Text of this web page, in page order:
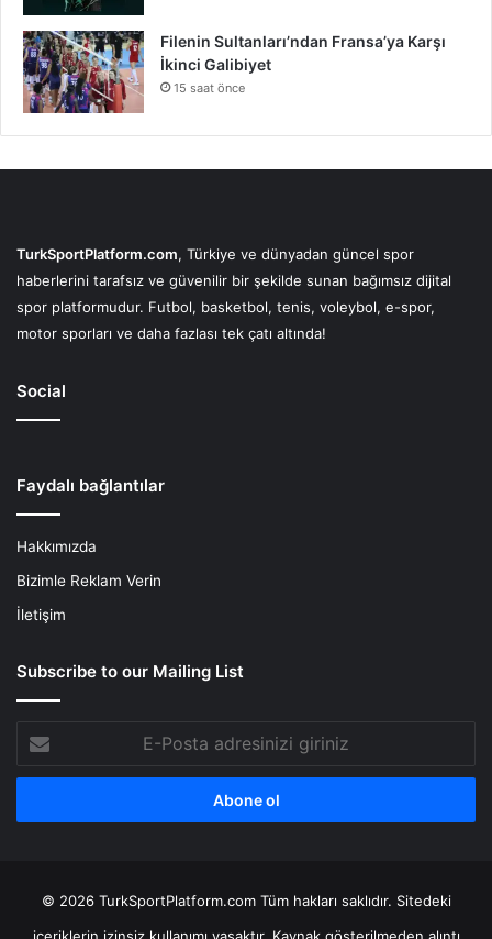
Filenin Sultanları’ndan Fransa’ya Karşı
İkinci Galibiyet
15 saat önce
TurkSportPlatform.com, Türkiye ve dünyadan güncel spor
haberlerini tarafsız ve güvenilir bir şekilde sunan bağımsız dijital
spor platformudur. Futbol, basketbol, tenis, voleybol, e-spor,
motor sporları ve daha fazlası tek çatı altında!
Social
Faydalı bağlantılar
Hakkımızda
Bizimle Reklam Verin
İletişim
Subscribe to our Mailing List
Posta
adresinizi
© 2026 TurkSportPlatform.com Tüm hakları saklıdır. Sitedeki